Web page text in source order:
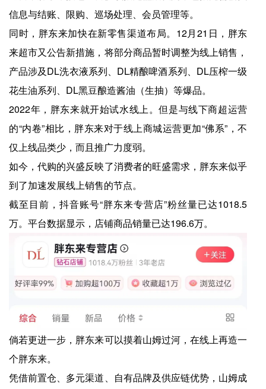
信息与结账、限购、巡场处理、会员管理等。
同时，胖东来加快在新零售渠道布局。12月21日，胖东
来超市又公告新措施，将部分商品暂时调整为线上销售，
产品涉及DL洗衣液系列、DL精酿啤酒系列、DL压榨一级
花生油系列、DL黑豆酿造酱油（生抽）等爆品。
2022年，胖东来就开始试水线上。但是与线下商超运营
的“内卷”相比，胖东来对于线上商城运营更加“佛系”，不
仅上线品类少，而且推广力度弱。
如今，代购的兴盛反映了消费者的旺盛需求，胖东来似乎
到了加速发展线上销售的节点。
截至目前，抖音账号“胖东来专营店”粉丝量已达1018.5
万。平台数据显示，店铺商品销量已达196.6万。
倘若更进一步，胖东来可以摸着山姆过河，在线上再造一
个胖东来。
凭借前置仓、多元渠道、自有品牌及供应链优势，山姆成